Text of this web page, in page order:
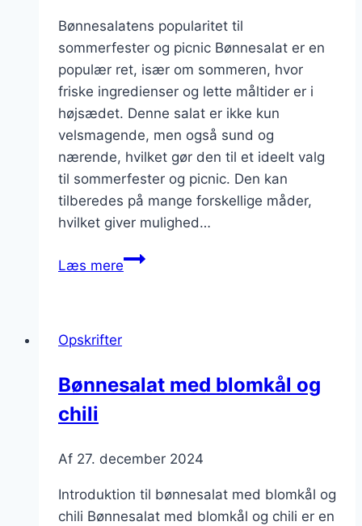
Bønnesalatens popularitet til
sommerfester og picnic Bønnesalat er en
populær ret, især om sommeren, hvor
friske ingredienser og lette måltider er i
højsædet. Denne salat er ikke kun
velsmagende, men også sund og
nærende, hvilket gør den til et ideelt valg
til sommerfester og picnic. Den kan
tilberedes på mange forskellige måder,
hvilket giver mulighed…
Læs mereBønnesalat
Opskrifter
Bønnesalat med blomkål og
chili
Af 27. december 2024
Introduktion til bønnesalat med blomkål og
chili Bønnesalat med blomkål og chili er en